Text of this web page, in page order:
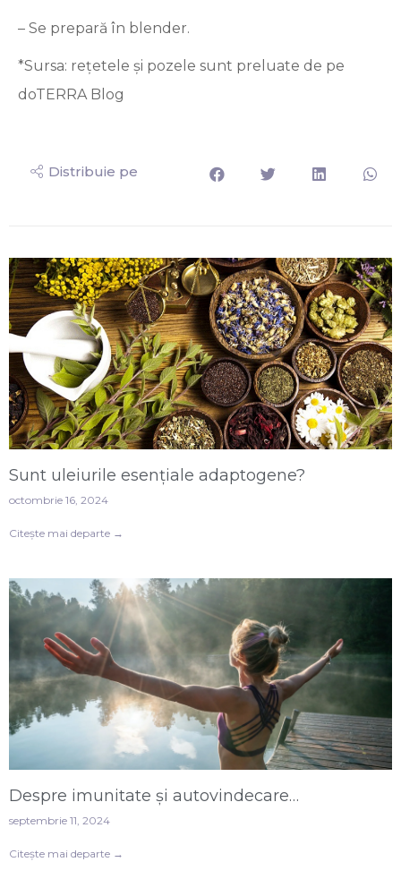
– Se prepară în blender.
*Sursa: rețetele și pozele sunt preluate de pe
doTERRA Blog
Distribuie pe
Sunt uleiurile esențiale adaptogene?
octombrie 16, 2024
Citește mai departe →
Despre imunitate și autovindecare…
septembrie 11, 2024
Citește mai departe →